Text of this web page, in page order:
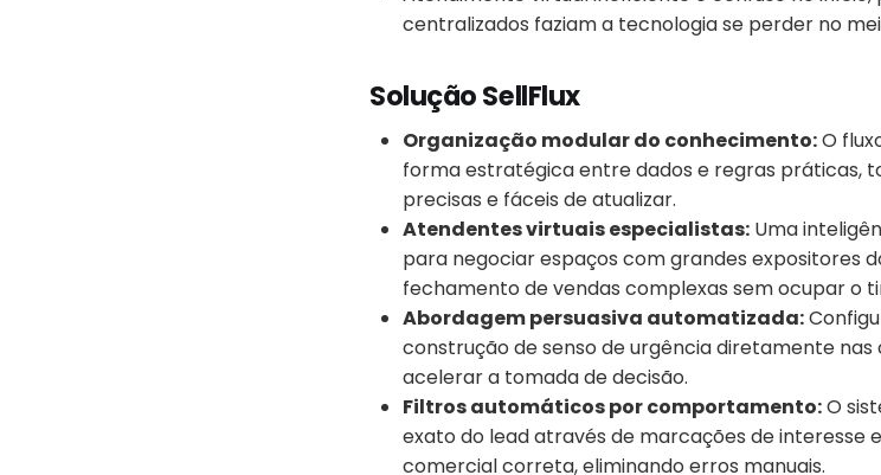
centralizados faziam a tecnologia se perder no
Solução SellFlux
Organização modular do conhecimento:O
forma estratégica entre dados e regras práticas,
precisas e fáceis de atualizar.
Atendentes virtuais especialistas: Uma
para negociar espaços com grandes expositores
fechamento de vendas complexas sem ocupar o
Abordagem persuasiva automatizada:
construção de senso de urgência diretamente
acelerar a tomada de decisão.
Filtros automáticos por comportamento:O
exato do lead através de marcações de interesse
comercial correta, eliminando erros manuais.